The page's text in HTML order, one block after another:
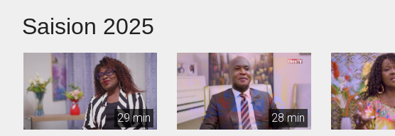
Saision 2025
29 min 28 min